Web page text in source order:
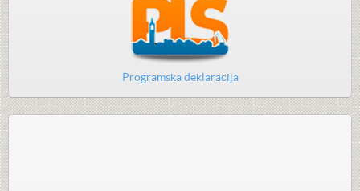
Programska deklaracija